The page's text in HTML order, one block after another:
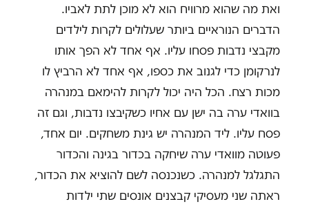
ואת מה שהוא מרוויח הוא לא מוכן לתת לאביו.
הדברים הנוראיים ביותר שעלולים לקרות לילדים
מקבצי נדבות פסחו עליו. אף אחד לא הפך אותו
לנרקומן כדי לגנוב את כספו, אף אחד לא הרביץ לו
מכות רצח. הכל היה יכול לקרות להימאם במנהרה
בוואדי ערה בה ישן עם אחיו כשקיבצו נדבות, וגם זה
פסח עליו. ליד המנהרה יש גינת משחקים. יום אחד,
פעוטה מוואדי ערה שיחקה בכדור בגינה והכדור
התגלגל למנהרה. כשנכנסה לשם להוציא את הכדור,
ראתה שני מעסיקי קבצנים אונסים שתי ילדות